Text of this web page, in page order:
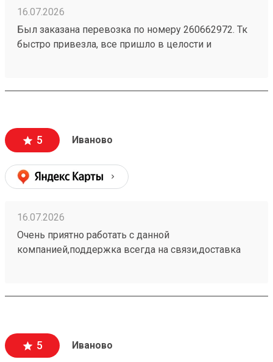
16.07.2026
Был заказана перевозка по номеру 260662972. Тк
быстро привезла, все пришло в целости и
только этой транспортной компанией.
5 Иваново
16.07.2026
Очень приятно работать с данной
компанией,поддержка всегда на связи,доставка
260662972
5 Иваново